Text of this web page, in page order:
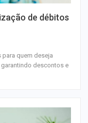
de débitos
quem deseja
descontos e